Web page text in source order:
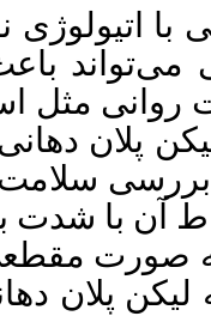
، ماهیت
افزایش سطح
اضطراب
گذار است.
در بیماران
بود.
این مطالعه به صورت مقطعی در سال 1401-
مراجعه کننده